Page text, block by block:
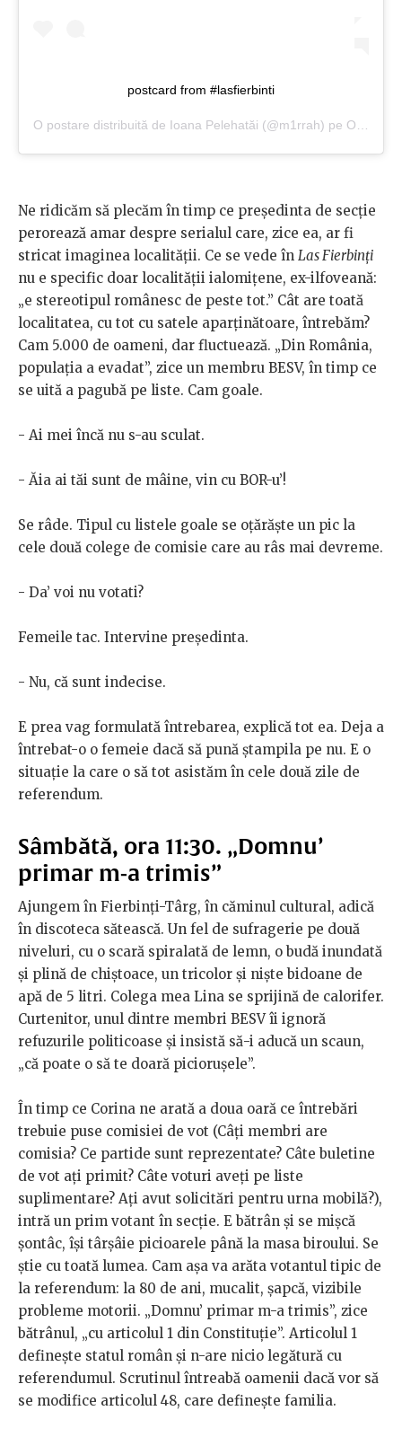
postcard from #lasfierbinti
O postare distribuită de Ioana Pelehatăi (@m1rrah) pe Oct 6, 2018 at 1:21 PDT
Ne ridicăm să plecăm în timp ce președinta de secție
perorează amar despre serialul care, zice ea, ar fi
stricat imaginea localității. Ce se vede în Las Fierbinți
nu e specific doar localității ialomițene, ex-ilfoveană:
„e stereotipul românesc de peste tot.” Cât are toată
localitatea, cu tot cu satele aparținătoare, întrebăm?
Cam 5.000 de oameni, dar fluctuează. „Din România,
populația a evadat”, zice un membru BESV, în timp ce
se uită a pagubă pe liste. Cam goale.
- Ai mei încă nu s-au sculat.
- Ăia ai tăi sunt de mâine, vin cu BOR-u’!
Se râde. Tipul cu listele goale se oțărăște un pic la
cele două colege de comisie care au râs mai devreme.
- Da’ voi nu votati?
Femeile tac. Intervine președinta.
- Nu, că sunt indecise.
E prea vag formulată întrebarea, explică tot ea. Deja a
întrebat-o o femeie dacă să pună ștampila pe nu. E o
situație la care o să tot asistăm în cele două zile de
referendum.
Sâmbătă, ora 11:30. „Domnu’
primar m-a trimis”
Ajungem în Fierbinți-Târg, în căminul cultural, adică
în discoteca sătească. Un fel de sufragerie pe două
niveluri, cu o scară spiralată de lemn, o budă inundată
și plină de chiștoace, un tricolor și niște bidoane de
apă de 5 litri. Colega mea Lina se sprijină de calorifer.
Curtenitor, unul dintre membri BESV îi ignoră
refuzurile politicoase și insistă să-i aducă un scaun,
„că poate o să te doară piciorușele”.
În timp ce Corina ne arată a doua oară ce întrebări
trebuie puse comisiei de vot (Câți membri are
comisia? Ce partide sunt reprezentate? Câte buletine
de vot ați primit? Câte voturi aveți pe liste
suplimentare? Ați avut solicitări pentru urna mobilă?),
intră un prim votant în secție. E bătrân și se mișcă
șontâc, își târșâie picioarele până la masa biroului. Se
știe cu toată lumea. Cam așa va arăta votantul tipic de
la referendum: la 80 de ani, mucalit, șapcă, vizibile
probleme motorii. „Domnu’ primar m-a trimis”, zice
bătrânul, „cu articolul 1 din Constituție”. Articolul 1
definește statul român și n-are nicio legătură cu
referendumul. Scrutinul întreabă oamenii dacă vor să
se modifice articolul 48, care definește familia.